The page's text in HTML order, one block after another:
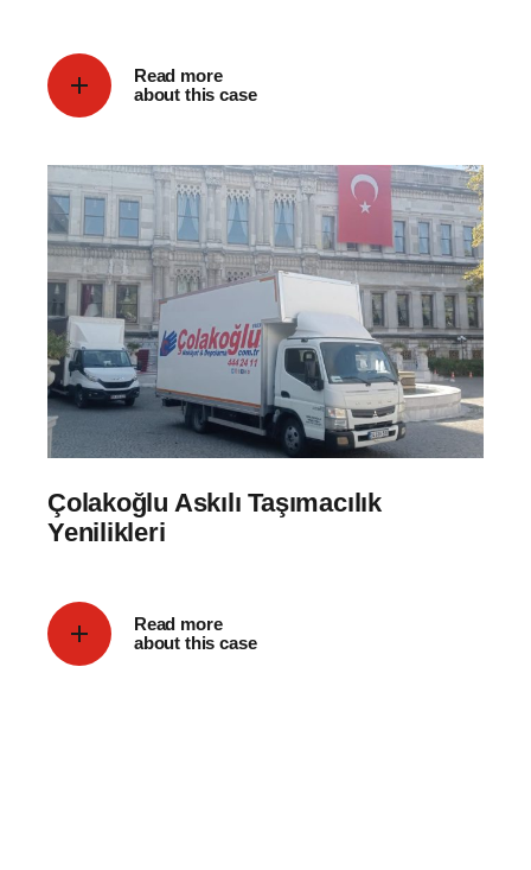
Read more
about this case
Çolakoğlu Askılı Taşımacılık
Yenilikleri
Read more
about this case